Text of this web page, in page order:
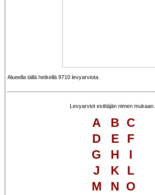
Alueella tällä hetkellä 9710 levyarviota.
Levyarviot esittäjän nimen mukaan.
A B C
D
E
F
G
H
I
J
K
L
M
N O